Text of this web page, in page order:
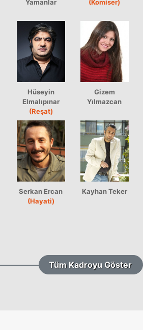
Yamanlar (Komiser)
Hüseyin
Elmalıpınar
(Reşat)
Gizem
Yılmazcan
Serkan Ercan
(Hayati)
Kayhan Teker
Tüm Kadroyu Göster